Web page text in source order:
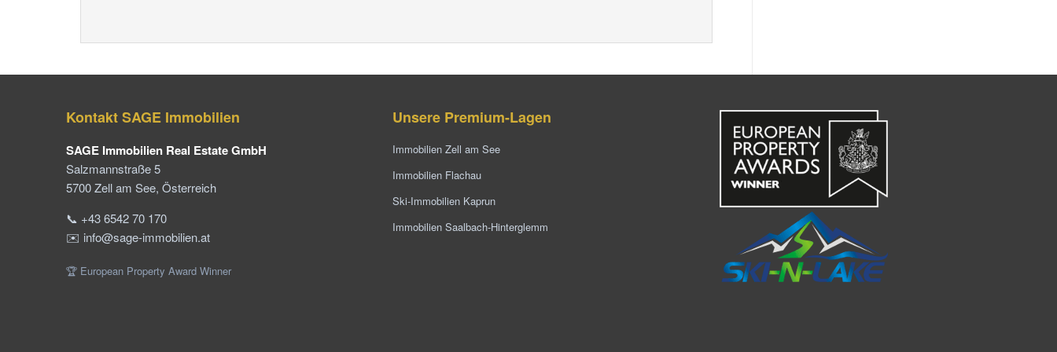
Kontakt SAGE Immobilien
SAGE Immobilien Real Estate GmbH
Salzmannstraße 5
5700 Zell am See, Österreich
📞 +43 6542 70 170
✉️ info@sage-immobilien.at
🏆 European Property Award Winner
Unsere Premium-Lagen
Immobilien Zell am See
Immobilien Flachau
Ski-Immobilien Kaprun
Immobilien Saalbach-Hinterglemm